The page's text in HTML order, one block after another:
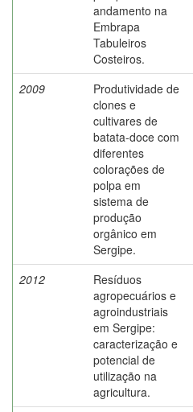
andamento na
Embrapa
Tabuleiros
Costeiros.
2009
Produtividade de
clones e
cultivares de
batata-doce com
diferentes
colorações de
polpa em
sistema de
produção
orgânico em
Sergipe.
2012
Resíduos
agropecuários e
agroindustriais
em Sergipe:
caracterização e
potencial de
utilização na
agricultura.